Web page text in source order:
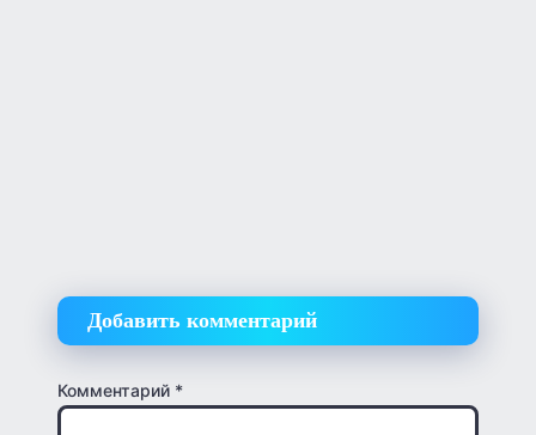
Добавить комментарий
Комментарий *